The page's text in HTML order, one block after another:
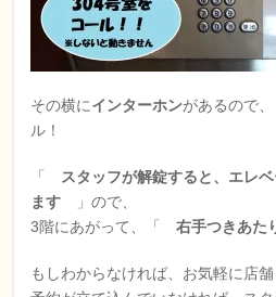
その横にインターホンがあるので
ル！
「 スタッフが解錠すると、エレ
ます
」ので、
3階にあがって、「右手つきあた
もしわからなければ、お気軽に店